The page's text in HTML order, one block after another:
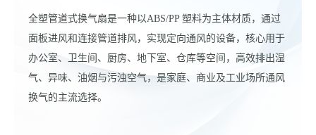
全塑管道式换气扇是一种以ABS/PP 塑料为主体材质，通过
面板进风和连接管道排风，实现定向通风的设备，核心用于
办公室、卫生间、厨房、地下室、仓库等空间，高效排出湿
气、异味、油烟与污浊空气，是家庭、商业及工业场所通风
换气的主流选择。